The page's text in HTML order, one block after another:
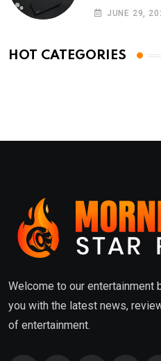
Phones
JUNE 29,
HOT CATEGORIES
Welcome to our entertainment
you with the latest news,
of entertainment.